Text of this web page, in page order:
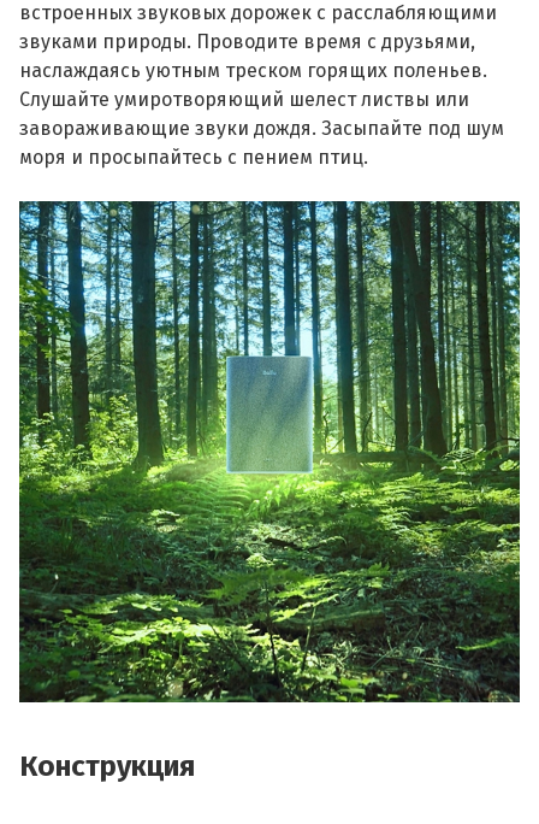
встроенных звуковых дорожек с расслабляющими
звуками природы. Проводите время с друзьями,
наслаждаясь уютным треском горящих поленьев.
Слушайте умиротворяющий шелест листвы или
завораживающие звуки дождя. Засыпайте под шум
моря и просыпайтесь с пением птиц.
Конструкция